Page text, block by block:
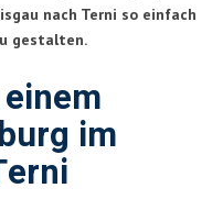
nach Terni so einfach
gestalten.
im